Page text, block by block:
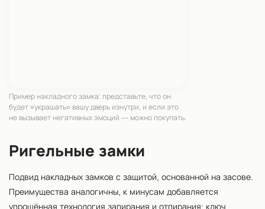
Пример накладного замка: представьте, что он
будет «украшать» вашу дверь изнутри, и если это
не вызывает негативных эмоций — можно покупать.
Ригельные замки
Подвид накладных замков с защитой, основанной на засове.
Преимущества аналогичны, к минусам добавляется
упрощённая технология запирания и отпирания: ключ